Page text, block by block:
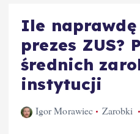
Ile
prezes ZUS?
średnich
instytucji
Igor Morawiec Zarobki